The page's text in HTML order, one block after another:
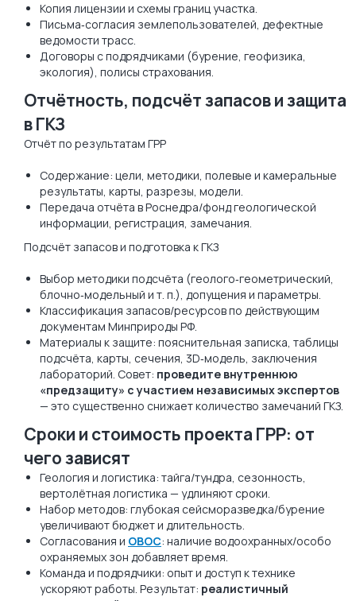
Копия лицензии и схемы границ участка.
Письма‑согласия землепользователей, дефектные
ведомости трасс.
Договоры с подрядчиками (бурение, геофизика,
экология), полисы страхования.
Отчётность, подсчёт запасов и защита
в ГКЗ
Отчёт по результатам ГРР
Содержание: цели, методики, полевые и камеральные
результаты, карты, разрезы, модели.
Передача отчёта в Роснедра/фонд геологической
информации, регистрация, замечания.
Подсчёт запасов и подготовка к ГКЗ
Выбор методики подсчёта (геолого‑геометрический,
блочно‑модельный и т. п.), допущения и параметры.
Классификация запасов/ресурсов по действующим
документам Минприроды РФ.
Материалы к защите: пояснительная записка, таблицы
подсчёта, карты, сечения, 3D‑модель, заключения
лабораторий. Совет: проведите внутреннюю
«предзащиту» с участием независимых экспертов
— это существенно снижает количество замечаний ГКЗ.
Сроки и стоимость проекта ГРР: от
чего зависят
Геология и логистика: тайга/тундра, сезонность,
вертолётная логистика — удлиняют сроки.
Набор методов: глубокая сейсморазведка/бурение
увеличивают бюджет и длительность.
Согласования и ОВОС: наличие водоохранных/особо
охраняемых зон добавляет время.
Команда и подрядчики: опыт и доступ к технике
ускоряют работы. Результат: реалистичный